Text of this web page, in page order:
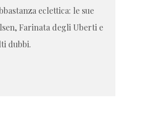
eclettica: le sue
Farinata degli Uberti e
dubbi.